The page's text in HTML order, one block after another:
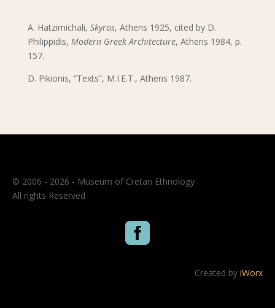
Α. Hatzimichali, Skyros, Athens 1925, cited by D.
Philippidis, Modern Greek Architecture, Athens 1984, p.
157.
D. Pikionis, “Texts”, Μ.Ι.Ε.Τ., Athens 1987.
© 2006 - 2026 - Museum of Cretan Ethnology
All rights Reserved

Created by iWorx